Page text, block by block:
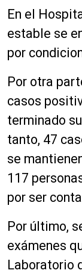
En el
estable se
por
Por otra
casos
terminado
tanto, 47
se
117
por ser
Por último,
exámenes
Laboratorio